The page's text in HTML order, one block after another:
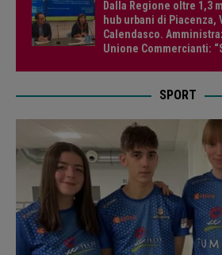
Dalla Regione oltre 1,3
hub urbani di Piacenza,
Calendasco.
Unione Commercianti:
SPORT